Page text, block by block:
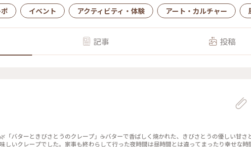
イベント アクティビティ・体験 アート・カルチャー
記事 投稿
「バターときびさとうのクレープ」☕️バターで香ばしく焼かれた、きびさとうの優しい甘さ
しいクレープでした。家事も終わらして行った夜時間は昼時間とは違ってまったり幸せな時